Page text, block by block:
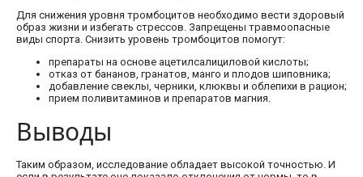
Для снижения уровня тромбоцитов необходимо вести здоровый
образ жизни и избегать стрессов. Запрещены травмоопасные
виды спорта. Снизить уровень тромбоцитов помогут:
препараты на основе ацетилсалициловой кислоты;
отказ от бананов, гранатов, манго и плодов шиповника;
добавление свеклы, черники, клюквы и облепихи в рацион;
прием поливитаминов и препаратов магния.
Выводы
Таким образом, исследование обладает высокой точностью. И